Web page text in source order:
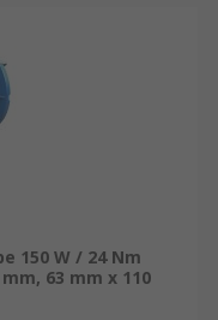
150 W / 24 Nm
63 mm x 110